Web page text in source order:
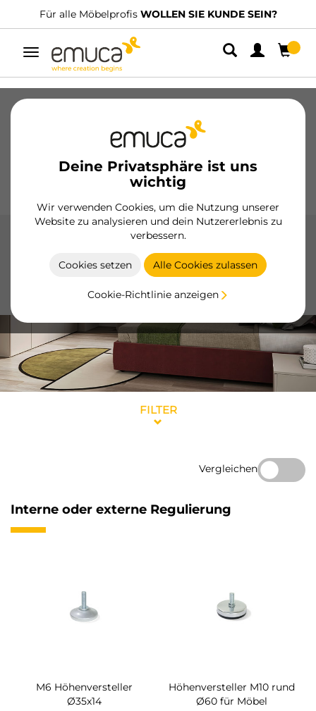
SEIN? Wir haben spezialisierte Vertriebshändler.
Umschaltbare
Navigation
Deine Privatsphäre ist uns
wichtig
Wir verwenden Cookies, um die Nutzung unserer
Website zu analysieren und dein Nutzererlebnis zu
verbessern.
Cookies setzen Alle Cookies zulassen
Cookie-Richtlinie anzeigen
Führungssysteme
Schiebesysteme
Griffe Sockel
Die Nivellierer von Emuca gewährleisten die Stabilität Ihrer
und bieten eine einfache und dauerhafte Installation.
FILTER
Vergleichen
Interne oder externe Regulierung
M6 Höhenversteller
Ø35x14
Höhenversteller M10 rund
Ø60 für Möbel